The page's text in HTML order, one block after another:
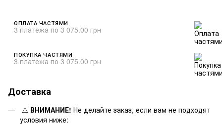
ОПЛАТА ЧАСТЯМИ
3 платежа по 3 075.00 грн
ПОКУПКА ЧАСТЯМИ
3 платежа по 3 075.00 грн
Доставка
⚠️ ВНИМАНИЕ! Не делайте заказ, если вам не подходят
условия ниже: